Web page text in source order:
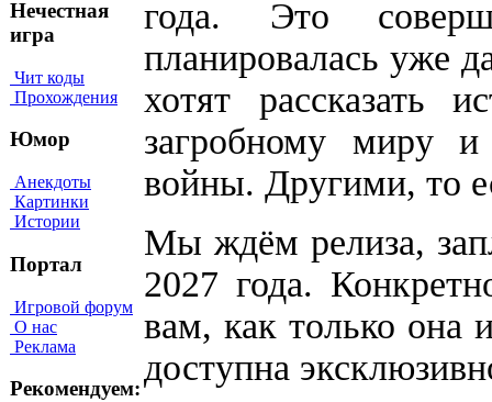
Нечестная
игра
Чит коды
Прохождения
Юмор
Анекдоты
Картинки
Истории
Портал
Игровой форум
О нас
Реклама
Рекомендуем:
года. Это
планировалась уже
хотят рассказать
загробному миру
войны. Другими, то
Мы ждём релиза,
2027 года.
вам, как только она
доступна